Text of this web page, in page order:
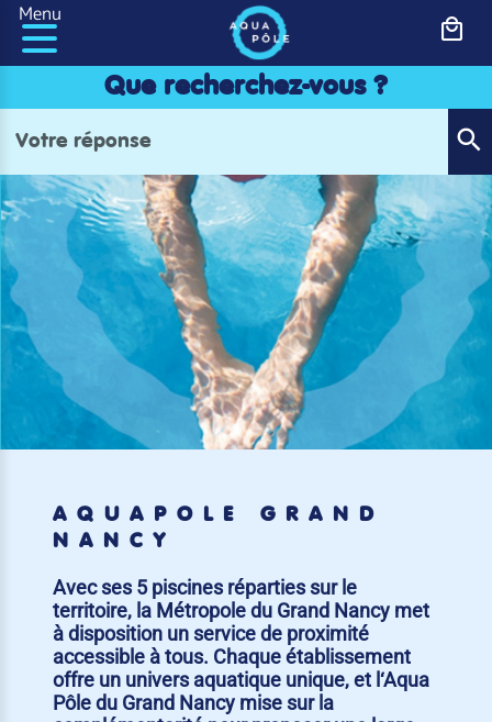
Panneau de gestion des cookies
Menu
Que recherchez-vous ?
AQUAPÔLE GRAND
NANCY
Avec ses 5 piscines réparties sur le
territoire, la Métropole du Grand Nancy met
à disposition un service de proximité
accessible à tous. Chaque établissement
offre un univers aquatique unique, et l‘Aqua
Pôle du Grand Nancy mise sur la